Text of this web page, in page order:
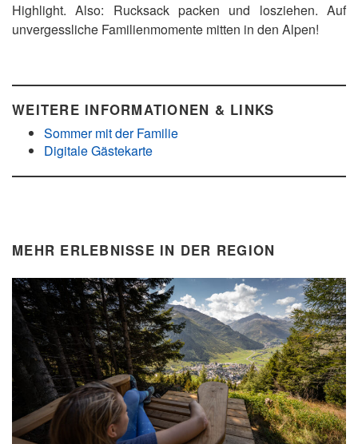
Highlight. Also: Rucksack packen und losziehen. Auf
unvergessliche Familienmomente mitten in den Alpen!
WEITERE INFORMATIONEN & LINKS
Sommer mit der Familie
Digitale Gästekarte
MEHR ERLEBNISSE IN DER REGION